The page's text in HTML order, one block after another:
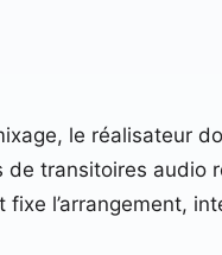
le réalisateur
transitoires audio
l’arrangement,